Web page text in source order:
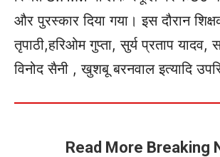
और पुरस्कार दिया गया। इस दौरान
तृपाठी,हरिओम गुप्ता, सुर्य प्रताप यादव,
विनोद सैनी , खुशबू बरनवाल इत्यादि
Read More Breaking